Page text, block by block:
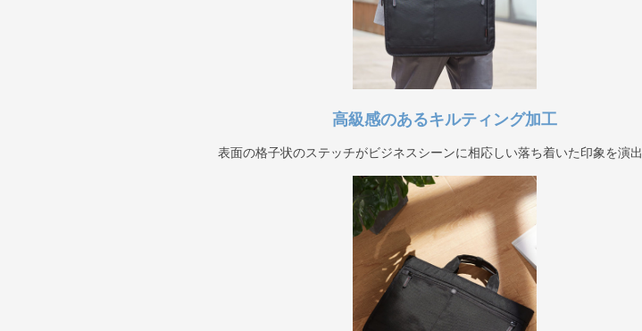
高級感のあるキルティング加工
表面の格子状のステッチがビジネスシーンに相応しい落ち着いた印象を演出